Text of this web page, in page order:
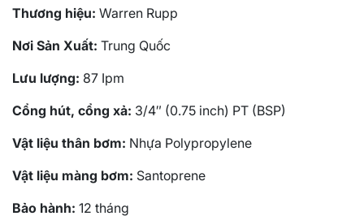
Thương hiệu: Warren Rupp
Nơi Sản Xuất: Trung Quốc
Lưu lượng: 87 Ipm
Cổng hút, cổng xả: 3/4″ (0.75 inch) PT (BSP)
Vật liệu thân bơm: Nhựa Polypropylene
Vật liệu màng bơm: Santoprene
Bảo hành: 12 tháng